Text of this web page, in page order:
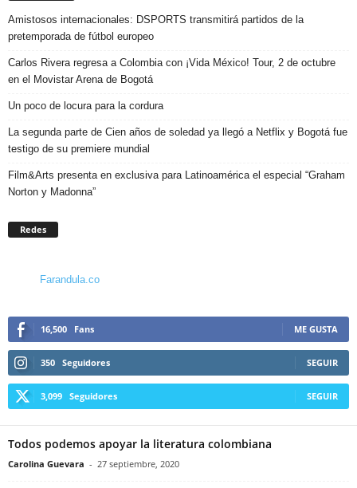
Amistosos internacionales: DSPORTS transmitirá partidos de la
pretemporada de fútbol europeo
Carlos Rivera regresa a Colombia con ¡Vida México! Tour, 2 de octubre
en el Movistar Arena de Bogotá
Un poco de locura para la cordura
La segunda parte de Cien años de soledad ya llegó a Netflix y Bogotá fue
testigo de su premiere mundial
Film&Arts presenta en exclusiva para Latinoamérica el especial “Graham
Norton y Madonna”
Redes
Farandula.co
16,500 Fans ME GUSTA
350 Seguidores SEGUIR
3,099 Seguidores SEGUIR
Todos podemos apoyar la literatura colombiana
Carolina Guevara - 27 septiembre, 2020